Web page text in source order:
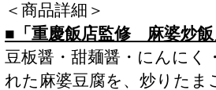
＜商品詳細＞
■「重慶飯店監修 麻婆炒飯
豆板醤・甜麺醤・にんにく
れた麻婆豆腐を、炒りた